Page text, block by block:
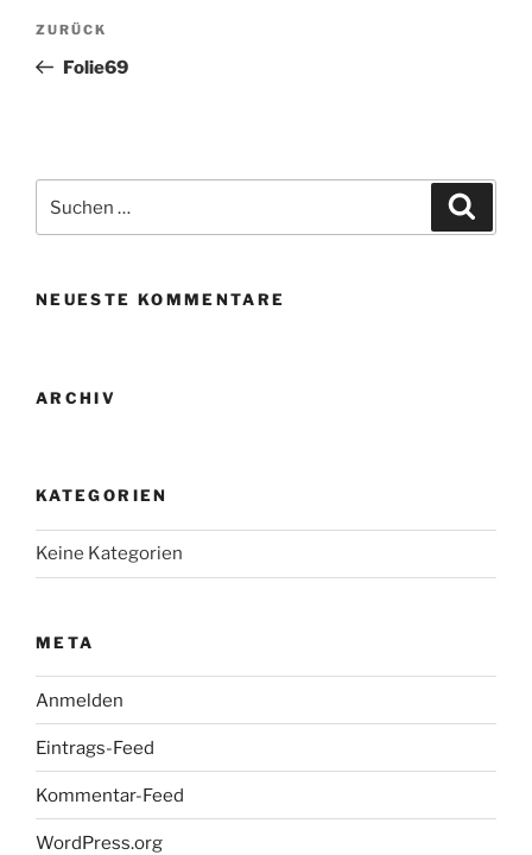
Beitragsnavigation
Vorheriger
Beitrag
ZURÜCK
Folie69
nach:
NEUESTE KOMMENTARE
ARCHIV
KATEGORIEN
Keine Kategorien
META
Anmelden
Eintrags-Feed
Kommentar-Feed
WordPress.org